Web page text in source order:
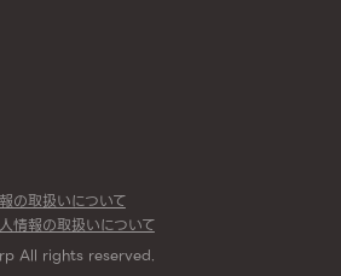
の取扱いについて
情報の取扱いについて
All rights reserved.